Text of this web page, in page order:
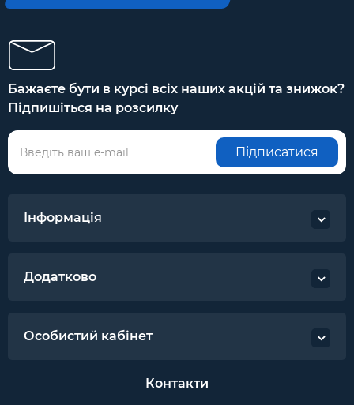
Бажаєте бути в курсі всіх наших акцій та знижок?
Підпишіться на розсилку
Підписатися
Інформація
Додатково
Особистий кабінет
Контакти